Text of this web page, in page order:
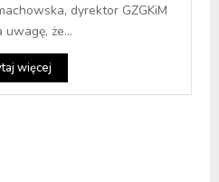
dyrektor GZGKiM
uwagę, że...
więcej